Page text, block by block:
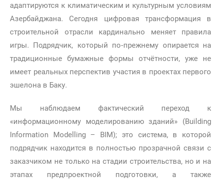
адаптируются к климатическим и культурным условиям
Азербайджана. Сегодня цифровая трансформация в
строительной отрасли кардинально меняет правила
игры. Подрядчик, который по‑прежнему опирается на
традиционные бумажные формы отчётности, уже не
имеет реальных перспектив участия в проектах первого
эшелона в Баку.
Мы наблюдаем фактический переход к
«информационному моделированию зданий» (Building
Information Modelling – BIM); это система, в которой
подрядчик находится в полностью прозрачной связи с
заказчиком не только на стадии строительства, но и на
этапах предпроектной подготовки, а также